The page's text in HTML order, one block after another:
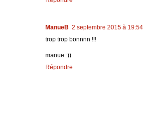
ManueB 2 septembre 2015 à 19:54
trop trop bonnnn !!!
manue :))
Répondre